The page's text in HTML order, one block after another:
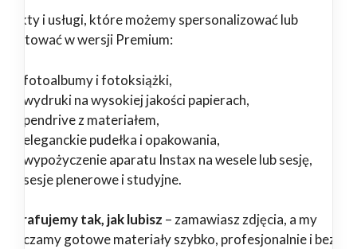
i usługi, które możemy spersonalizować lub
w wersji Premium:
fotoalbumy i fotoksiążki,
wydruki na wysokiej jakości papierach,
pendrive z materiałem,
eleganckie pudełka i opakowania,
wypożyczenie aparatu Instax na wesele lub sesję,
sesje plenerowe i studyjne.
tak, jak lubisz – zamawiasz zdjęcia, a my
gotowe materiały szybko, profesjonalnie i bez